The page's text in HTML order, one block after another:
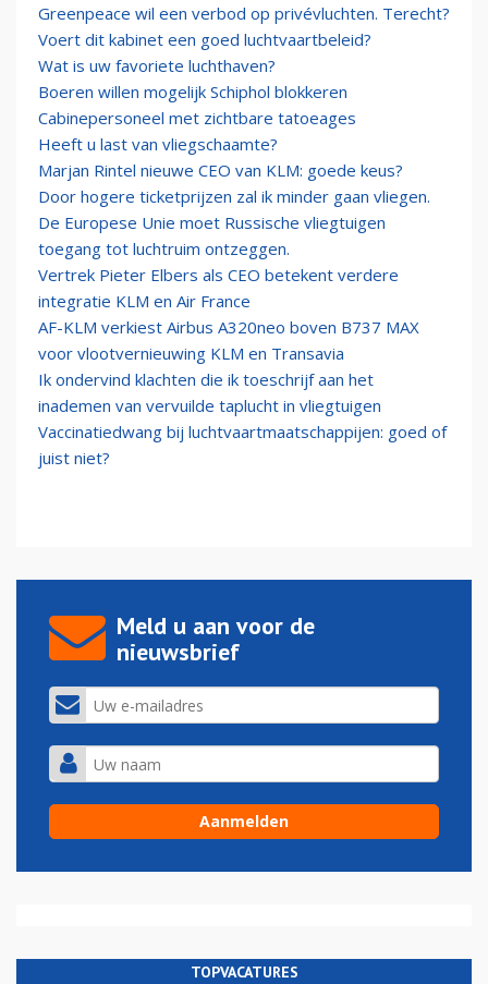
Greenpeace wil een verbod op privévluchten. Terecht?
Voert dit kabinet een goed luchtvaartbeleid?
Wat is uw favoriete luchthaven?
Boeren willen mogelijk Schiphol blokkeren
Cabinepersoneel met zichtbare tatoeages
Heeft u last van vliegschaamte?
Marjan Rintel nieuwe CEO van KLM: goede keus?
Door hogere ticketprijzen zal ik minder gaan vliegen.
De Europese Unie moet Russische vliegtuigen
toegang tot luchtruim ontzeggen.
Vertrek Pieter Elbers als CEO betekent verdere
integratie KLM en Air France
AF-KLM verkiest Airbus A320neo boven B737 MAX
voor vlootvernieuwing KLM en Transavia
Ik ondervind klachten die ik toeschrijf aan het
inademen van vervuilde taplucht in vliegtuigen
Vaccinatiedwang bij luchtvaartmaatschappijen: goed of
juist niet?
Meld u aan voor de
nieuwsbrief
TOPVACATURES